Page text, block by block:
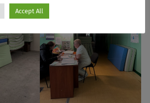
Accept All